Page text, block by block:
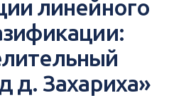
линейного
д. Захариха»